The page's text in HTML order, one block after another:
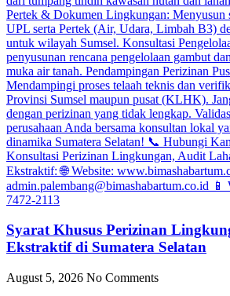
Syarat Khusus Perizinan
Ekstraktif di Sumatera Selatan
August 5, 2026 No Comments